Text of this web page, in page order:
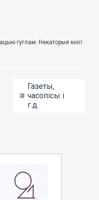
Газеты,
часопісы і
г.д.